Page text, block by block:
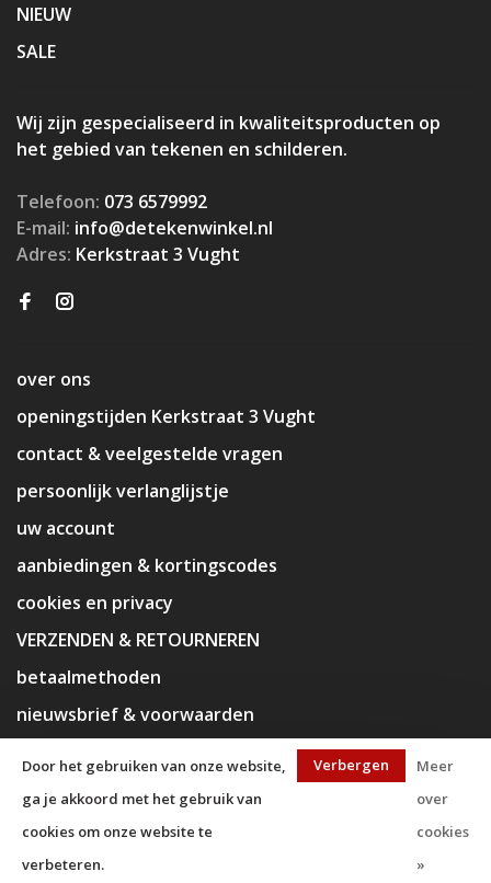
NIEUW
SALE
Wij zijn gespecialiseerd in kwaliteitsproducten op
het gebied van tekenen en schilderen.
Telefoon: 073 6579992
E-mail: info@detekenwinkel.nl
Adres: Kerkstraat 3 Vught
over ons
openingstijden Kerkstraat 3 Vught
contact & veelgestelde vragen
persoonlijk verlanglijstje
uw account
aanbiedingen & kortingscodes
cookies en privacy
VERZENDEN & RETOURNEREN
betaalmethoden
nieuwsbrief & voorwaarden
© Copyright 2026 KaJa Art Material
Door het gebruiken van onze website,
ga je akkoord met het gebruik van
cookies om onze website te
verbeteren.
Verbergen
Meer
over
cookies
»